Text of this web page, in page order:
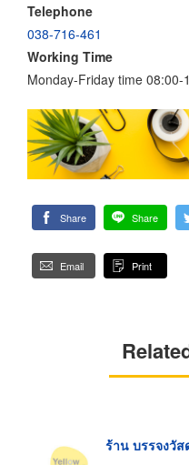
Telephone
038-716-461
Working Time
Monday-Friday time
Share Share
Email Print
ร้าน บรรจงวัส